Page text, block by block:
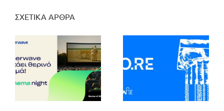
ΣΧΕΤΙΚΑ ΑΡΘΡΑ